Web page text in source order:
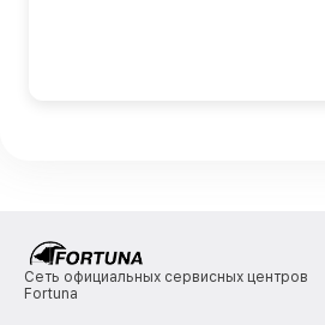
Сеть официальных сервисных центров
Fortuna